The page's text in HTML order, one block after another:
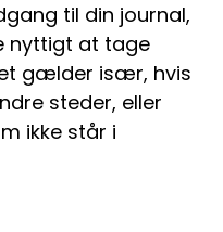
til din journal,
nyttigt at tage
gælder især, hvis
steder, eller
ikke står i